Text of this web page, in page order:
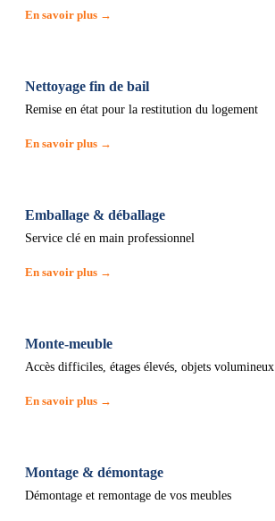
En savoir plus →
Nettoyage fin de bail
Remise en état pour la restitution du logement
En savoir plus →
Emballage & déballage
Service clé en main professionnel
En savoir plus →
Monte-meuble
Accès difficiles, étages élevés, objets volumineux
En savoir plus →
Montage & démontage
Démontage et remontage de vos meubles